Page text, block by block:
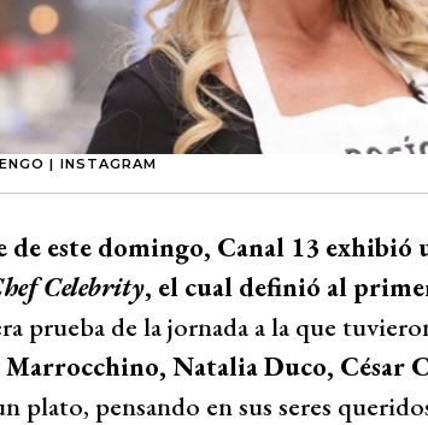
| INSTAGRAM
de este domingo, Canal 13
Celebrity, el cual definió al
prueba de la jornada a la que
Natalia Duco, César
plato, pensando en sus seres